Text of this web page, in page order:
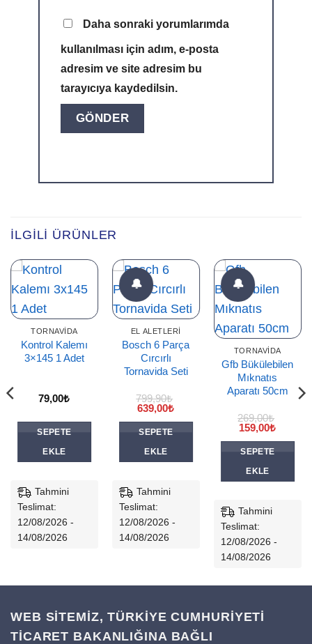
Daha sonraki yorumlarımda
kullanılması için adım, e-posta
adresim ve site adresim bu
tarayıcıya kaydedilsin.
İLGILI ÜRÜNLER
TORNAVIDA
Kontrol Kalemı
3×145 1 Adet
79,00₺
SEPETE
EKLE
Tahmini
Teslimat:
12/08/2026 -
14/08/2026
🔔
EL ALETLERI
Bosch 6 Parça
Cırcırlı
Tornavida Seti
799,90₺
Orijinal
fiyat:
799,90₺.
639,00₺Şu
SEPETE
EKLE
Tahmini
Teslimat:
12/08/2026 -
14/08/2026
🔔
TORNAVIDA
Gfb Bükülebilen
Mıknatıs
Aparatı 50cm
269,00₺
Orijinal
fiyat:
269,00₺.
159,00₺Şu
SEPETE
EKLE
Tahmini
Teslimat:
12/08/2026 -
14/08/2026
WEB SİTEMİZ, TÜRKİYE CUMHURİYETİ
TİCARET BAKANLIĞINA BAĞLI